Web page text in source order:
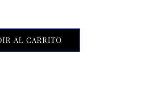
AL CARRITO